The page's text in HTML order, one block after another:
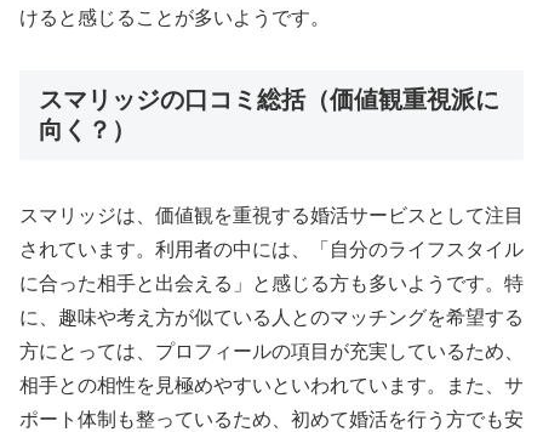
けると感じることが多いようです。
スマリッジの口コミ総括（価値観重視派に
向く？）
スマリッジは、価値観を重視する婚活サービスとして注目
されています。利用者の中には、「自分のライフスタイル
に合った相手と出会える」と感じる方も多いようです。特
に、趣味や考え方が似ている人とのマッチングを希望する
方にとっては、プロフィールの項目が充実しているため、
相手との相性を見極めやすいといわれています。また、サ
ポート体制も整っているため、初めて婚活を行う方でも安